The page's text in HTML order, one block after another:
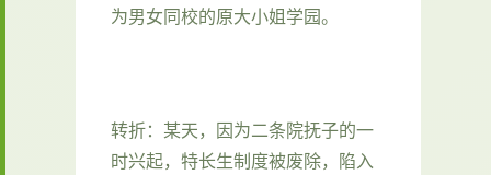
为男女同校的原大小姐学园。
转折：某天，因为二条院抚子的一
时兴起，特长生制度被废除，陷入